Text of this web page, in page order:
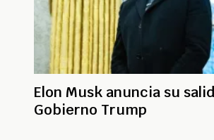
Elon Musk anuncia su
Gobierno Trump